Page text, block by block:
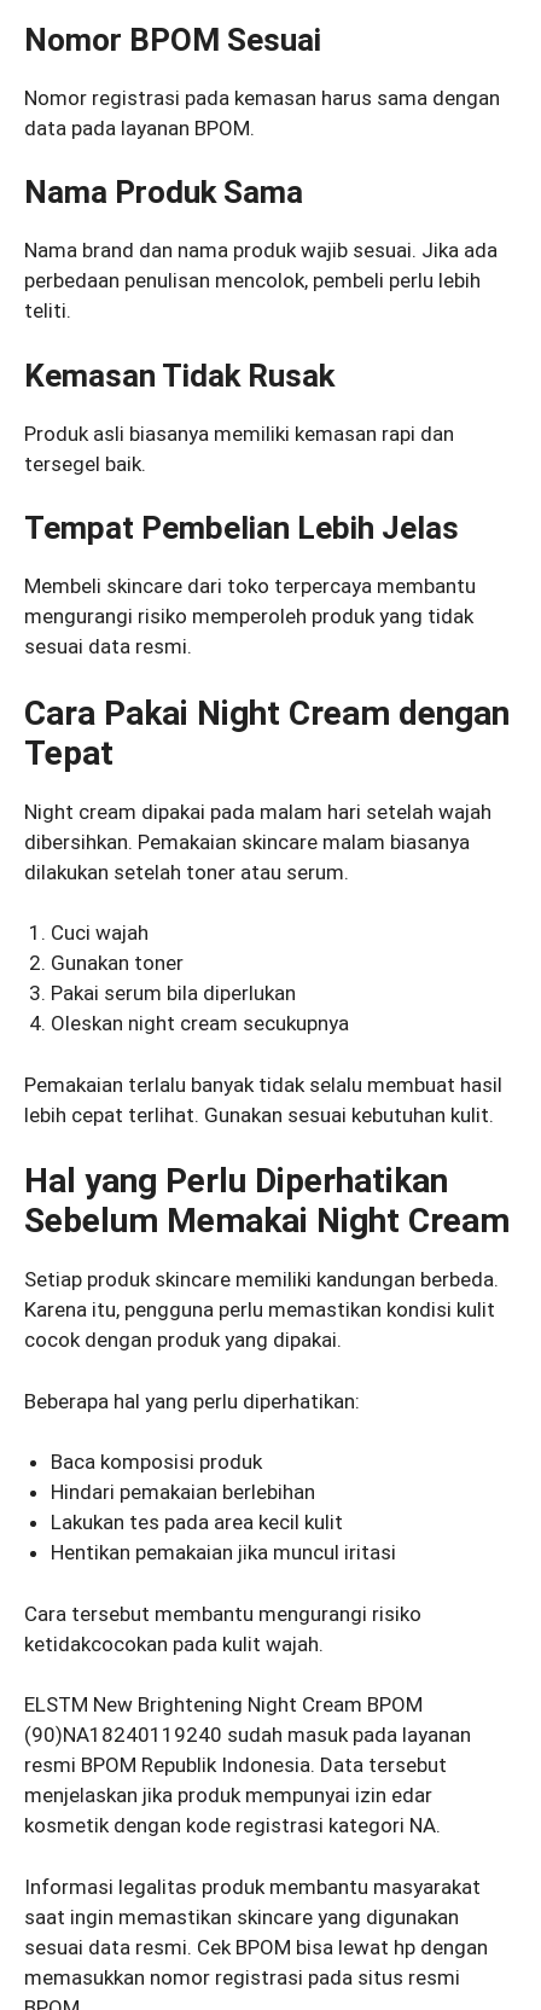
Nomor BPOM Sesuai
Nomor registrasi pada kemasan harus sama dengan
data pada layanan BPOM.
Nama Produk Sama
Nama brand dan nama produk wajib sesuai. Jika ada
perbedaan penulisan mencolok, pembeli perlu lebih
teliti.
Kemasan Tidak Rusak
Produk asli biasanya memiliki kemasan rapi dan
tersegel baik.
Tempat Pembelian Lebih Jelas
Membeli skincare dari toko terpercaya membantu
mengurangi risiko memperoleh produk yang tidak
sesuai data resmi.
Cara Pakai Night Cream dengan
Tepat
Night cream dipakai pada malam hari setelah wajah
dibersihkan. Pemakaian skincare malam biasanya
dilakukan setelah toner atau serum.
Cuci wajah
Gunakan toner
Pakai serum bila diperlukan
Oleskan night cream secukupnya
Pemakaian terlalu banyak tidak selalu membuat hasil
lebih cepat terlihat. Gunakan sesuai kebutuhan kulit.
Hal yang Perlu Diperhatikan
Sebelum Memakai Night Cream
Setiap produk skincare memiliki kandungan berbeda.
Karena itu, pengguna perlu memastikan kondisi kulit
cocok dengan produk yang dipakai.
Beberapa hal yang perlu diperhatikan:
Baca komposisi produk
Hindari pemakaian berlebihan
Lakukan tes pada area kecil kulit
Hentikan pemakaian jika muncul iritasi
Cara tersebut membantu mengurangi risiko
ketidakcocokan pada kulit wajah.
ELSTM New Brightening Night Cream BPOM
(90)NA18240119240 sudah masuk pada layanan
resmi BPOM Republik Indonesia. Data tersebut
menjelaskan jika produk mempunyai izin edar
kosmetik dengan kode registrasi kategori NA.
Informasi legalitas produk membantu masyarakat
saat ingin memastikan skincare yang digunakan
sesuai data resmi. Cek BPOM bisa lewat hp dengan
memasukkan nomor registrasi pada situs resmi